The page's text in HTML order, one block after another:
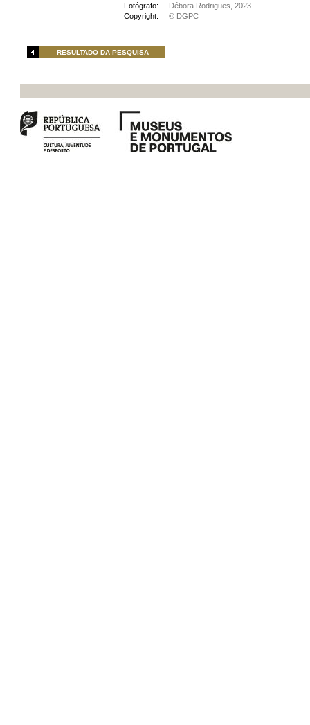
Fotógrafo:
Débora Rodrigues, 2023
Copyright:
© DGPC
RESULTADO DA PESQUISA